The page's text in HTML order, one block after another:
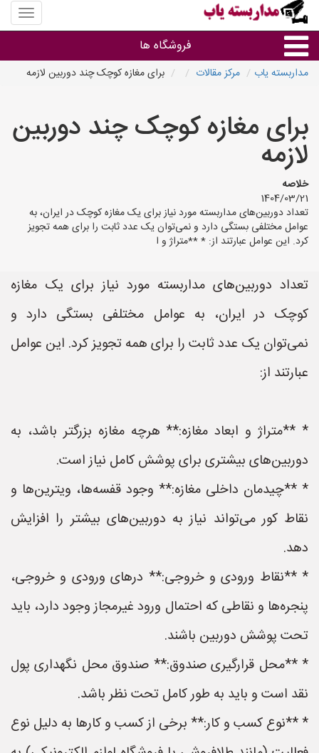
منوی
سایت
یاب
فروشگاه ها
براساس برند
مداربسته یاب مرکز مقالات برای مغازه کوچک چند دوربین لازمه
برای مغازه کوچک چند دوربین
لازمه
خلاصه
1404/03/21
تعداد دوربین‌های مداربسته مورد نیاز برای یک مغازه کوچک در ایران، به
عوامل مختلفی بستگی دارد و نمی‌توان یک عدد ثابت را برای همه تجویز
کرد. این عوامل عبارتند از: * **متراژ و ا
تعداد دوربین‌های مداربسته مورد نیاز برای یک مغازه
کوچک در ایران، به عوامل مختلفی بستگی دارد و
نمی‌توان یک عدد ثابت را برای همه تجویز کرد. این عوامل
عبارتند از:
* **متراژ و ابعاد مغازه:** هرچه مغازه بزرگتر باشد، به
دوربین‌های بیشتری برای پوشش کامل نیاز است.
* **چیدمان داخلی مغازه:** وجود قفسه‌ها، ویترین‌ها و
نقاط کور می‌تواند نیاز به دوربین‌های بیشتر را افزایش
دهد.
* **نقاط ورودی و خروجی:** درهای ورودی و خروجی،
پنجره‌ها و نقاطی که احتمال ورود غیرمجاز وجود دارد، باید
تحت پوشش دوربین باشند.
* **محل قرارگیری صندوق:** صندوق محل نگهداری پول
نقد است و باید به طور کامل تحت نظر باشد.
* **نوع کسب و کار:** برخی از کسب و کارها به دلیل نوع